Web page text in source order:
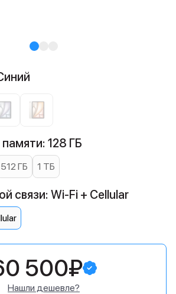
128 ГБ
512 ГБ 1 ТБ
связи: Wi-Fi + Cellular
500₽
Нашли дешевле?